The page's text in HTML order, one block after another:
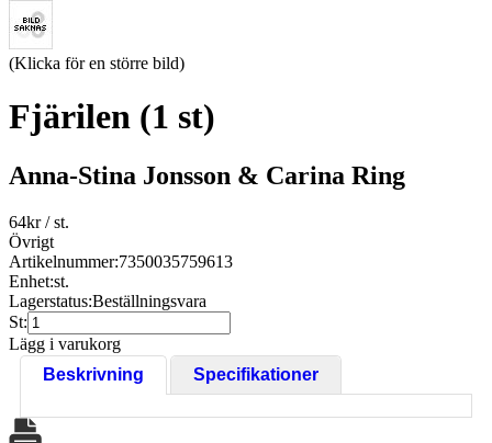
(Klicka för en större bild)
Fjärilen (1 st)
Anna-Stina Jonsson & Carina Ring
64kr/ st.
Övrigt
Artikelnummer:7350035759613
Enhet:st.
Lagerstatus:Beställningsvara
St:
Lägg i varukorg
Beskrivning
Specifikationer